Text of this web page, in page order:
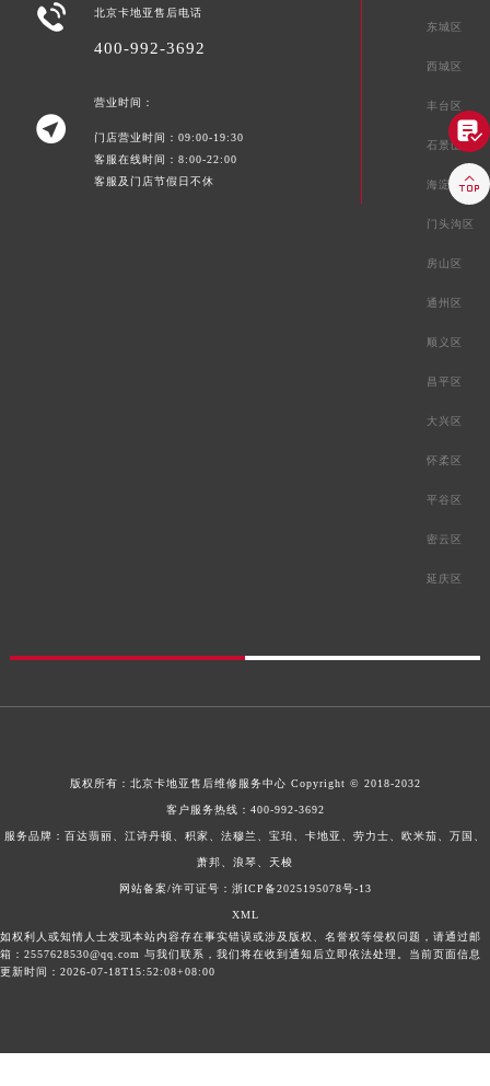
 北京卡地亚售后电话
400-992-3692

营业时间：
门店营业时间：09:00-19:30
客服在线时间：8:00-22:00
客服及门店节假日不休
东城区
西城区
丰台区
石景山区
海淀区
门头沟区
房山区
通州区
顺义区
昌平区
大兴区
怀柔区
平谷区
密云区
延庆区
版权所有： 北京卡地亚售后维修服务中心 Copyright © 2018-2032
客户服务热线： 400-992-3692
服务品牌：百达翡丽、江诗丹顿、积家、法穆兰、宝珀、卡地亚、劳力士、欧米茄、万国、
萧邦、浪琴、天梭
网站备案/许可证号：浙ICP备2025195078号-13
XML
如权利人或知情人士发现本站内容存在事实错误或涉及版权、名誉权等侵权问题，请通过邮
箱：2557628530@qq.com 与我们联系，我们将在收到通知后立即依法处理。当前页面信息
更新时间：2026-07-18T15:52:08+08:00

